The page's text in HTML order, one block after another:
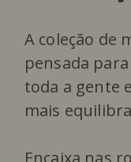
A coleção de
pensada
toda a gente
mais
Encaixa nas